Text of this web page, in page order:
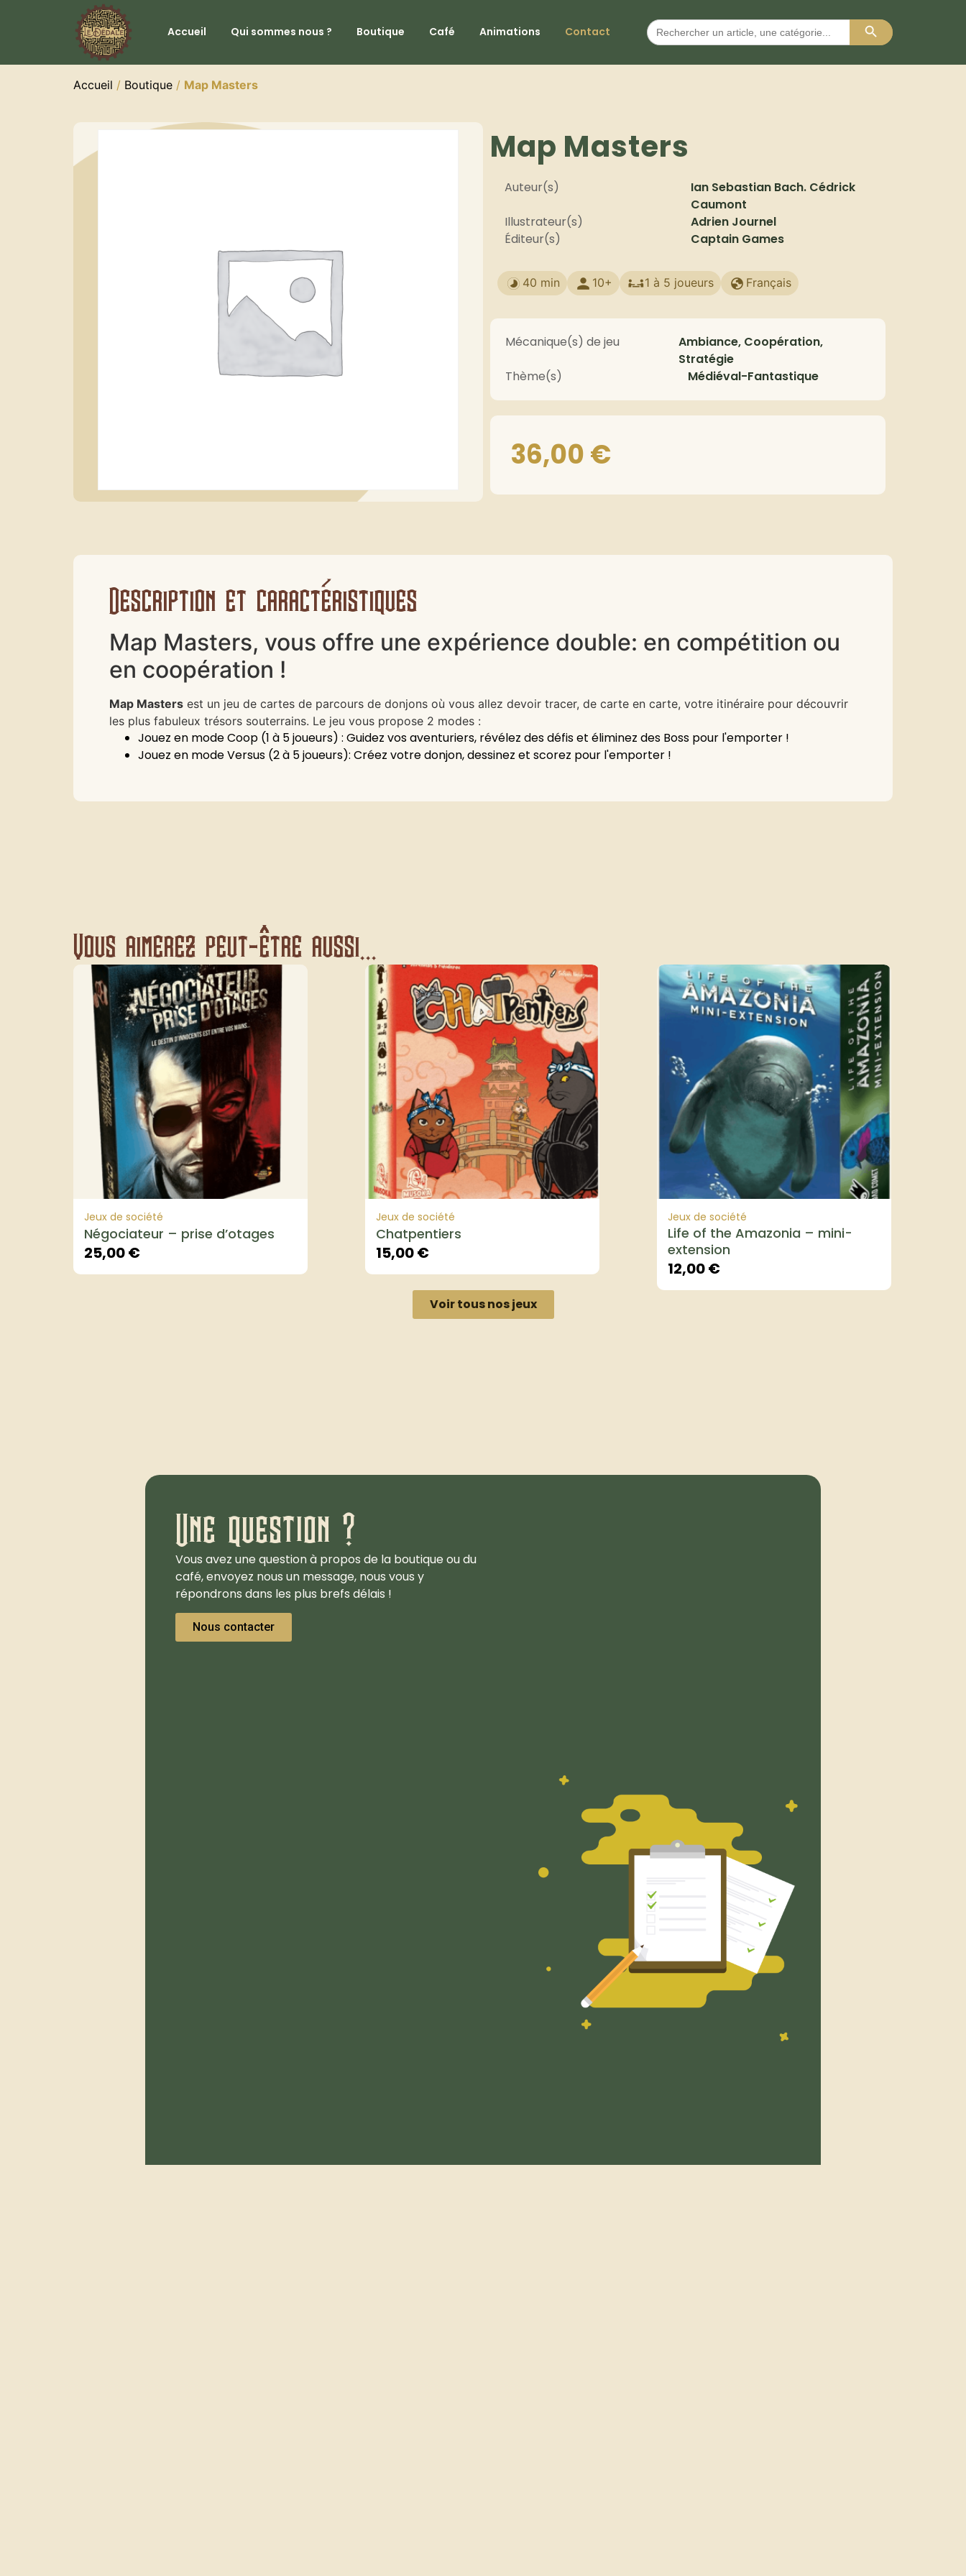
Accueil Qui sommes nous ? Boutique Café Animations Contact
Search
for:
Search Button
Accueil / Boutique / Map Masters
Map Masters
Auteur(s)
Ian Sebastian Bach. Cédrick
Caumont
Illustrateur(s)
Adrien Journel
Éditeur(s)
Captain Games
40 min 10+ 1 à 5 joueurs Français
Mécanique(s) de jeu
Ambiance, Coopération,
Stratégie
Thème(s)
Médiéval-Fantastique
36,00€
Description et caractéristiques
Map Masters, vous offre une expérience double: en compétition ou
en coopération !
Map Masters est un jeu de cartes de parcours de donjons où vous allez devoir tracer, de carte en carte, votre itinéraire pour découvrir
les plus fabuleux trésors souterrains. Le jeu vous propose 2 modes :
Jouez en mode Coop (1 à 5 joueurs) : Guidez vos aventuriers, révélez des défis et éliminez des Boss pour l'emporter !
Jouez en mode Versus (2 à 5 joueurs): Créez votre donjon, dessinez et scorez pour l'emporter !
Vous aimerez peut-être aussi...
Jeux de société
Négociateur – prise d’otages
25,00€
Jeux de société
Chatpentiers
15,00€
Jeux de société
Life of the Amazonia – mini-
extension
12,00€
Voir tous nos jeux
Une question ?
Vous avez une question à propos de la boutique ou du
café, envoyez nous un message, nous vous y
répondrons dans les plus brefs délais !
Nous contacter